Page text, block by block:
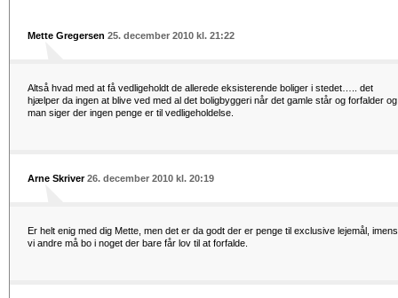
Mette Gregersen 25. december 2010 kl. 21:22
Altså hvad med at få vedligeholdt de allerede eksisterende boliger i stedet….. det
hjælper da ingen at blive ved med al det boligbyggeri når det gamle står og forfalder og
man siger der ingen penge er til vedligeholdelse.
Arne Skriver 26. december 2010 kl. 20:19
Er helt enig med dig Mette, men det er da godt der er penge til exclusive lejemål, imens
vi andre må bo i noget der bare får lov til at forfalde.